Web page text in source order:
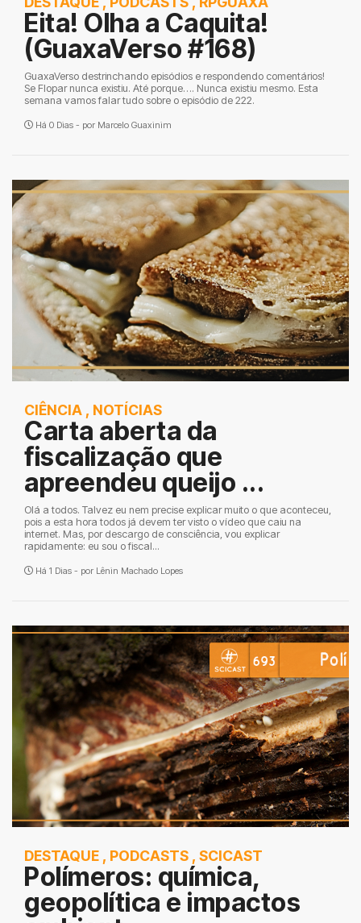
Eita! Olha a Caquita!
(GuaxaVerso #168)
GuaxaVerso destrinchando episódios e respondendo comentários!
Se Flopar nunca existiu. Até porque…. Nunca existiu mesmo. Esta
semana vamos falar tudo sobre o episódio de 222.
Há 0 Dias - por Marcelo Guaxinim
CIÊNCIA , NOTÍCIAS
Carta aberta da
fiscalização que
apreendeu queijo ...
Olá a todos. Talvez eu nem precise explicar muito o que aconteceu,
pois a esta hora todos já devem ter visto o vídeo que caiu na
internet. Mas, por descargo de consciência, vou explicar
rapidamente: eu sou o fiscal...
Há 1 Dias - por Lênin Machado Lopes
DESTAQUE , PODCASTS , SCICAST
Polímeros: química,
geopolítica e impactos